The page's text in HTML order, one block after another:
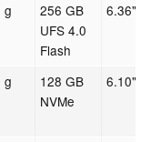
g
256 GB
UFS 4.0
Flash
6.36"
g
128 GB
NVMe
6.10"